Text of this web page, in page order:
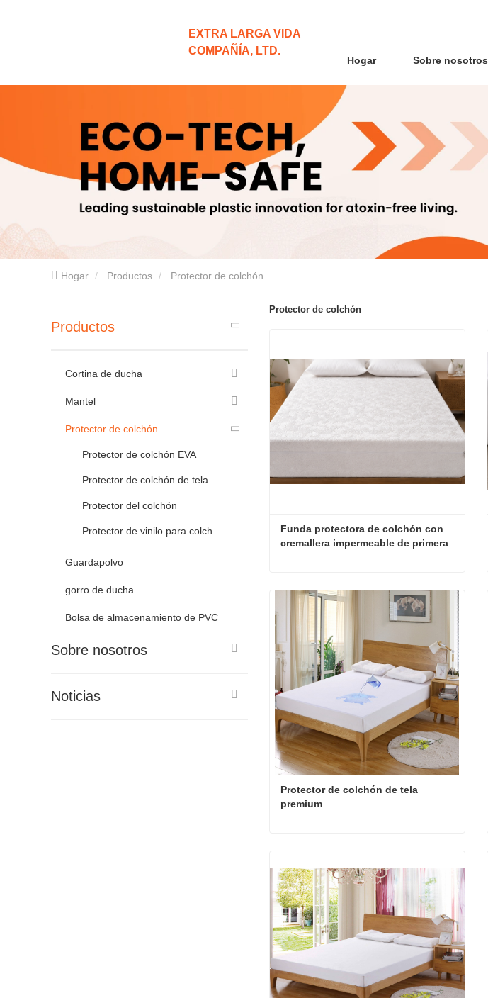
EXTRA LARGA VIDA
COMPAÑÍA, LTD.
Hogar Sobre nosotros
Hogar Productos Protector de colchón
Productos
Cortina de ducha
Mantel
Protector de colchón
Protector de colchón EVA
Protector de colchón de tela
Protector del colchón
Guardapolvo
gorro de ducha
Bolsa de almacenamiento de PVC
Sobre nosotros
Noticias
Protector de colchón
Funda protectora de colchón con
cremallera impermeable de primera
Funda protectora de colchón con cremallera impermeable de primera calidad
Contacta ahora
Protector de colchón de tela
premium
Contacta ahora